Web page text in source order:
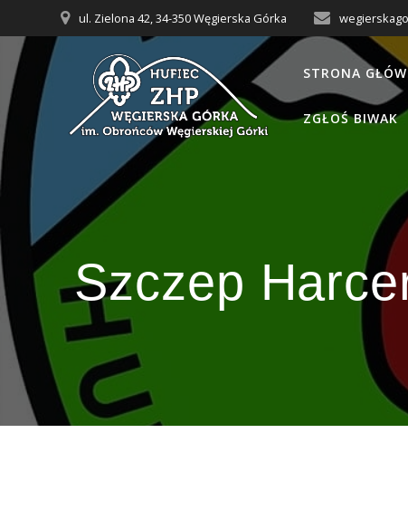
do
treści
ul. Zielona 42, 34-350 Węgierska Górka
STRONA
ZGŁOŚ BIWAK
Szczep